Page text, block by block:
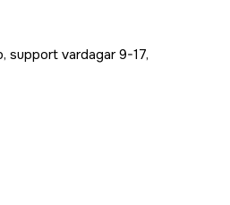
support vardagar 9-17,